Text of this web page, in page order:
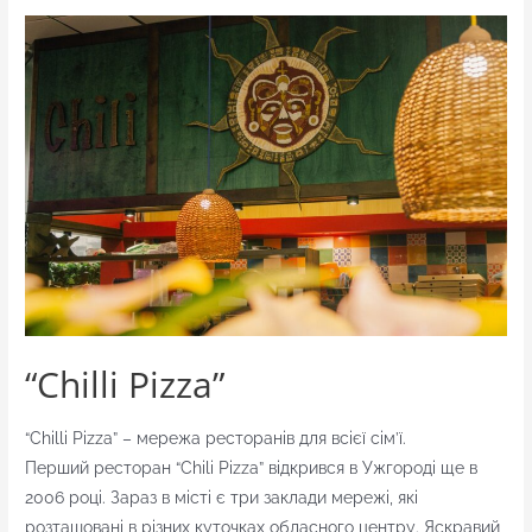
“Chilli Pizza”
“Chilli Pizza” – мережа ресторанів для всієї сім’ї.
Перший ресторан “Chili Pizza” відкрився в Ужгороді ще в
2006 році. Зараз в місті є три заклади мережі, які
розташовані в різних куточках обласного центру. Яскравий